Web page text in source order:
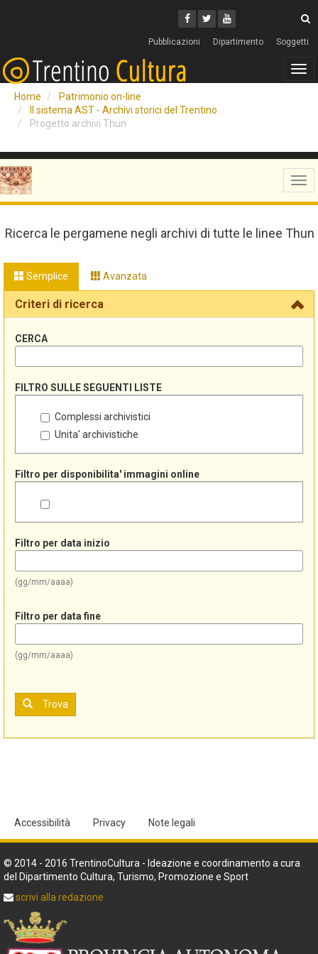
Facebook
Twitter
Youtube
Pubblicazioni Dipartimento Soggetti
Home
Patrimonio on-line
Il sistema AST - Archivi storici del Trentino
Progetto archivi Thun
Ricerca le pergamene negli archivi di tutte le linee Thun
Semplice Avanzata
Criteri di ricerca
CERCA
FILTRO SULLE SEGUENTI LISTE
Complessi archivistici
Unita' archivistiche
Filtro per disponibilita' immagini online
Filtro per data inizio
(gg/mm/aaaa)
Filtro per data fine
(gg/mm/aaaa)
Trova
Accessibilità Privacy Note legali
© 2014 - 2016 TrentinoCultura - Ideazione e coordinamento a cura
del Dipartimento Cultura, Turismo, Promozione e Sport
scrivi alla redazione